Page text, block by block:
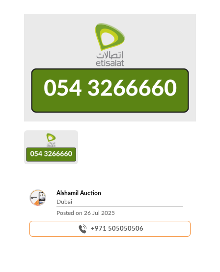
Alshamil Auction
Dubai
Posted on 26 Jul 2025
+971 505050506